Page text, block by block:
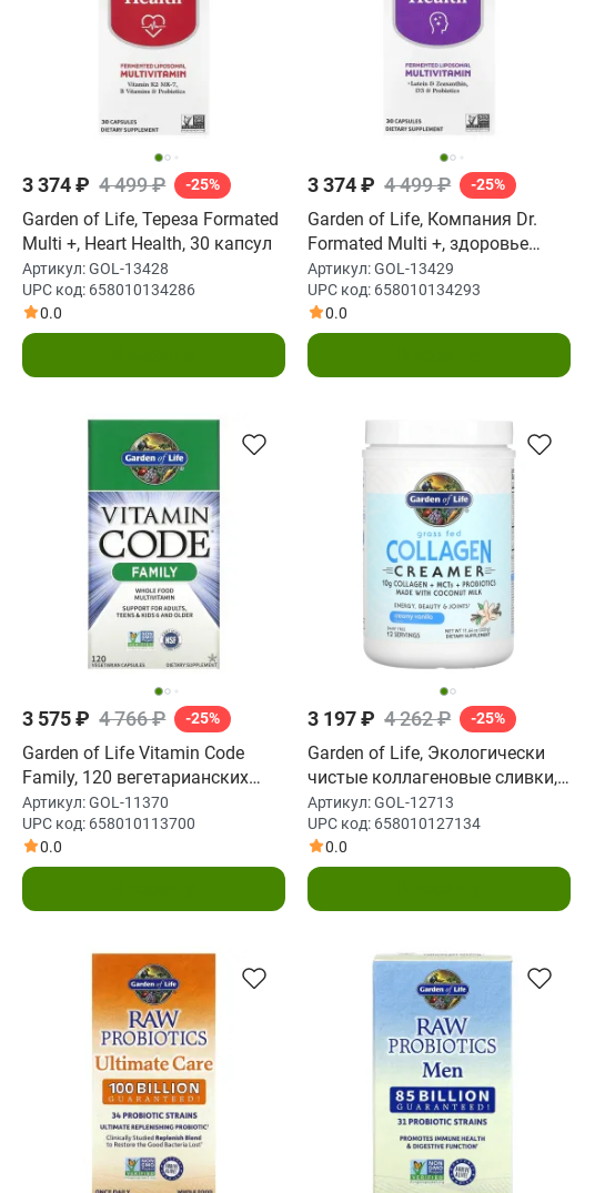
3 374 ₽ 4 499 ₽ -25%
Garden of Life, Тереза Formated
Multi +, Heart Health, 30 капсул
Артикул:GOL-13428
UPC код: 658010134286
0.0
3 374 ₽ 4 499 ₽ -25%
Garden of Life, Компания Dr.
Formated Multi +, здоровье
мозга, 30 капсул
Артикул:GOL-13429
UPC код: 658010134293
0.0
3 575 ₽ 4 766 ₽ -25%
Garden of Life Vitamin Code
Family, 120 вегетарианских
капсул
Артикул:GOL-11370
UPC код: 658010113700
0.0
3 197 ₽ 4 262 ₽ -25%
Garden of Life, Экологически
чистые коллагеновые сливки,
«Кремовая ваниль», 330 г
(11,64 унции)
Артикул:GOL-12713
UPC код: 658010127134
0.0